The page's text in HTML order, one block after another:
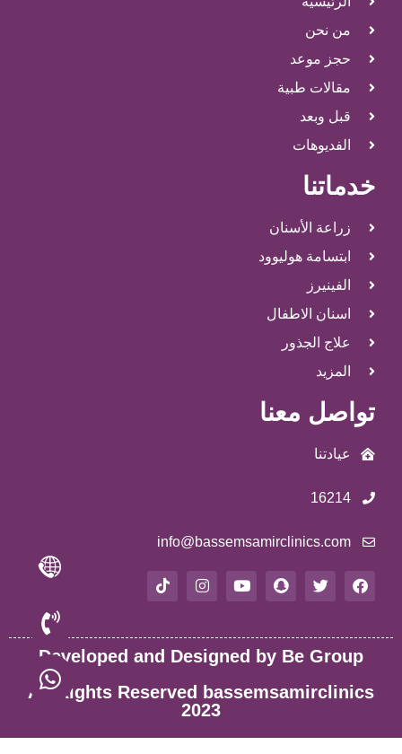
من نحن
حجز موعد
مقالات طبية
قبل وبعد
الفديوهات
خدماتنا
زراعة الأسنان
ابتسامة هوليوود
الفينيرز
اسنان الاطفال
علاج الجذور
المزيد
تواصل معنا
عيادتنا
16214
info@bassemsamirclinics.com
Developed and Designed by Be Group
All Rights Reserved bassemsamirclinics
2023